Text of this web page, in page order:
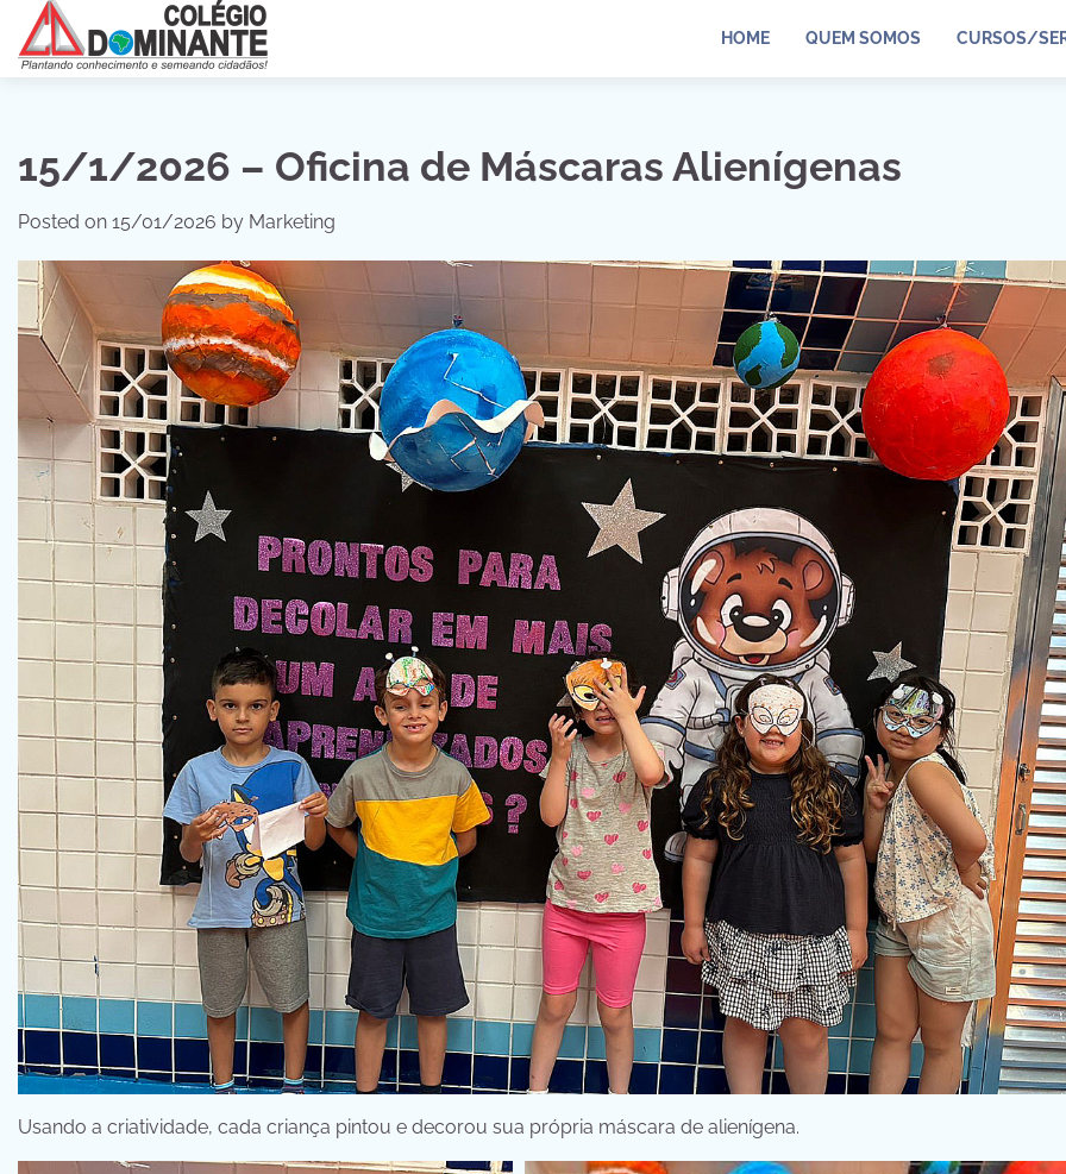
content
HOME QUEM SOMOS CURSOS/
15/1/2026 – Oficina de Máscaras Alienígenas
Posted on 15/01/2026 by Marketing
Usando a criatividade, cada criança pintou e decorou sua própria máscara de alienígena.